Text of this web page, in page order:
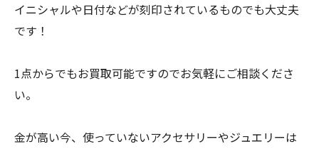
イニシャルや日付などが刻印されているものでも大丈夫
です！
1点からでもお買取可能ですのでお気軽にご相談くださ
い。
金が高い今、使っていないアクセサリーやジュエリーは